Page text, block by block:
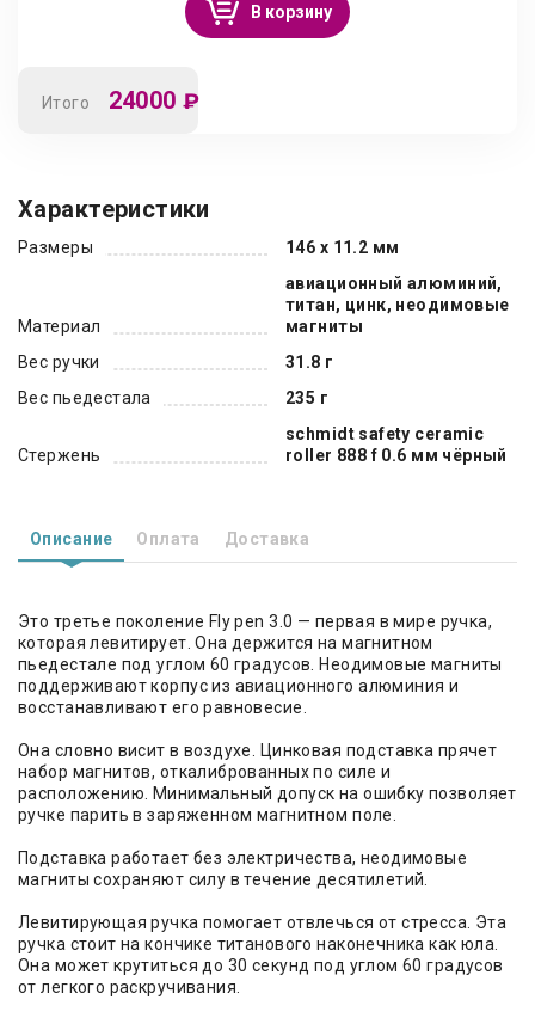
В корзину
Итого 24000 ₽
Характеристики
Размеры 146 x 11.2 мм
Материал
авиационный алюминий,
титан, цинк, неодимовые
магниты
Вес ручки
31.8 г
Вес пьедестала
235 г
Стержень
schmidt safety ceramic
roller 888 f 0.6 мм чёрный
Описание Оплата Доставка
Это третье поколение Fly pen 3.0 — первая в мире ручка,
которая левитирует. Она держится на магнитном
пьедестале под углом 60 градусов. Неодимовые магниты
поддерживают корпус из авиационного алюминия и
восстанавливают его равновесие.
Она словно висит в воздухе. Цинковая подставка прячет
набор магнитов, откалиброванных по силе и
расположению. Минимальный допуск на ошибку позволяет
ручке парить в заряженном магнитном поле.
Подставка работает без электричества, неодимовые
магниты сохраняют силу в течение десятилетий.
Левитирующая ручка помогает отвлечься от стресса. Эта
ручка стоит на кончике титанового наконечника как юла.
Она может крутиться до 30 секунд под углом 60 градусов
от легкого раскручивания.